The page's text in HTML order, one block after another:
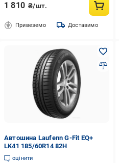
1 810 ₴/шт.
Привеземо Доставимо
Автошина Laufenn G-Fit EQ+
LK41 185/60R14 82H
оцінити